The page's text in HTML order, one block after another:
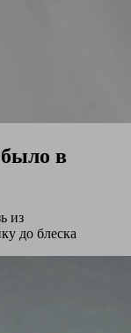
в
из
до блеска